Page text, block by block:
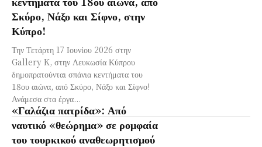
Σκύρο, Νάξο και Σίφνο, στην
Κύπρο!
Την Τετάρτη 17 Ιουνίου 2026 στην
Gallery K, στην Λευκωσία Κύπρου
δημοπρατούνται σπάνια κεντήματα του
18ου αιώνα, από Σκύρο, Νάξο και Σίφνο!
Ανάμεσα στα έργα...
«Γαλάζια πατρίδα»: Από
ναυτικό «θεώρημα» σε ρομφαία
του τουρκικού αναθεωρητισμού